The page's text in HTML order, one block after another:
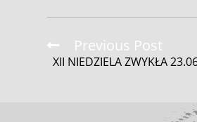
Read
more
articles
Previous Post
XII NIEDZIELA ZWYKŁA